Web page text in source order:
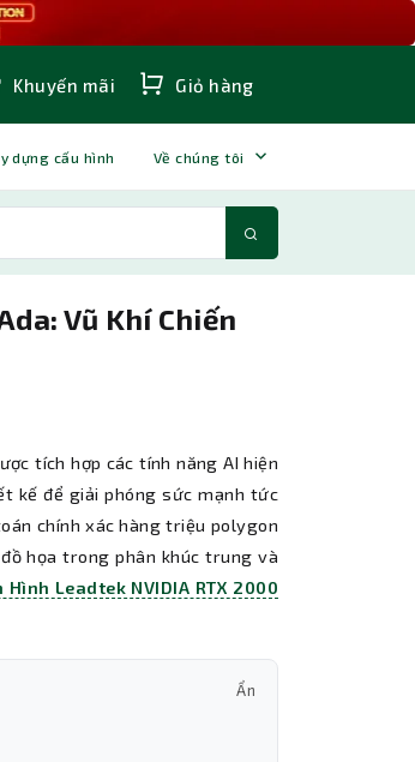
Khuyến mãi Giỏ hàng
dựng cấu hình Về chúng tôi
Vũ Khí Chiến
tích hợp các tính năng AI hiện
kế để giải phóng sức mạnh tức
chính xác hàng triệu polygon
họa trong phân khúc trung và
Hình Leadtek NVIDIA RTX 2000
Ẩn